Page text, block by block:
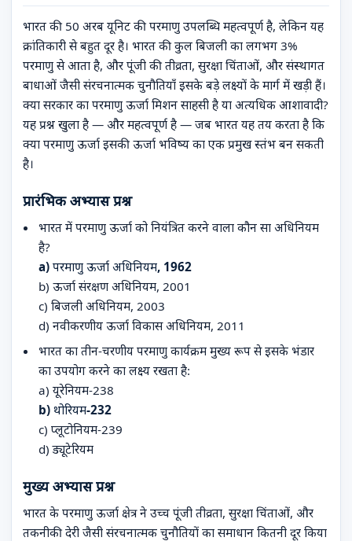
भारत की 50 अरब यूनिट की परमाणु उपलब्धि महत्वपूर्ण है, लेकिन यह
क्रांतिकारी से बहुत दूर है। भारत की कुल बिजली का लगभग 3%
परमाणु से आता है, और पूंजी की तीव्रता, सुरक्षा चिंताओं, और संस्थागत
बाधाओं जैसी संरचनात्मक चुनौतियाँ इसके बड़े लक्ष्यों के मार्ग में खड़ी हैं।
क्या सरकार का परमाणु ऊर्जा मिशन साहसी है या अत्यधिक आशावादी?
यह प्रश्न खुला है — और महत्वपूर्ण है — जब भारत यह तय करता है कि
क्या परमाणु ऊर्जा इसकी ऊर्जा भविष्य का एक प्रमुख स्तंभ बन सकती
है।
प्रारंभिक अभ्यास प्रश्न
भारत में परमाणु ऊर्जा को नियंत्रित करने वाला कौन सा अधिनियम
है?
a) परमाणु ऊर्जा अधिनियम, 1962
b) ऊर्जा संरक्षण अधिनियम, 2001
c) बिजली अधिनियम, 2003
d) नवीकरणीय ऊर्जा विकास अधिनियम, 2011
भारत का तीन-चरणीय परमाणु कार्यक्रम मुख्य रूप से इसके भंडार
का उपयोग करने का लक्ष्य रखता है:
a) यूरेनियम-238
b) थोरियम-232
c) प्लूटोनियम-239
d) ड्यूटेरियम
मुख्य अभ्यास प्रश्न
भारत के परमाणु ऊर्जा क्षेत्र ने उच्च पूंजी तीव्रता, सुरक्षा चिंताओं, और
तकनीकी देरी जैसी संरचनात्मक चुनौतियों का समाधान कितनी दूर किया